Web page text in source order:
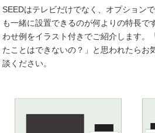
SEEDはテレビだけでなく、オプション
も一緒に設置できるのが何よりの特長で
わせ例をイラスト付きでご紹介します。
たことはできないの？」と思われたらお
談ください。